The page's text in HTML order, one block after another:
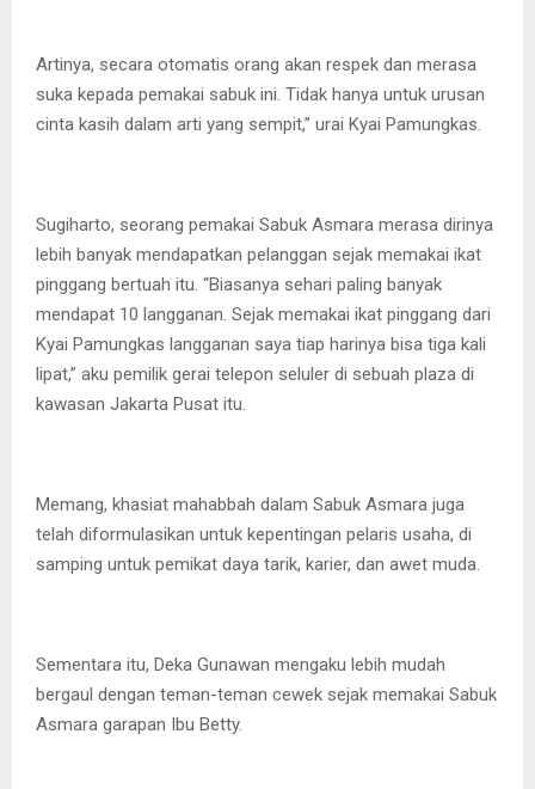
Artinya, secara otomatis orang akan respek dan merasa
suka kepada pemakai sabuk ini. Tidak hanya untuk urusan
cinta kasih dalam arti yang sempit,” urai Kyai Pamungkas.
Sugiharto, seorang pemakai Sabuk Asmara merasa dirinya
lebih banyak mendapatkan pelanggan sejak memakai ikat
pinggang bertuah itu. “Biasanya sehari paling banyak
mendapat 10 langganan. Sejak memakai ikat pinggang dari
Kyai Pamungkas langganan saya tiap harinya bisa tiga kali
lipat,” aku pemilik gerai telepon seluler di sebuah plaza di
kawasan Jakarta Pusat itu.
Memang, khasiat mahabbah dalam Sabuk Asmara juga
telah diformulasikan untuk kepentingan pelaris usaha, di
samping untuk pemikat daya tarik, karier, dan awet muda.
Sementara itu, Deka Gunawan mengaku lebih mudah
bergaul dengan teman-teman cewek sejak memakai Sabuk
Asmara garapan Ibu Betty.